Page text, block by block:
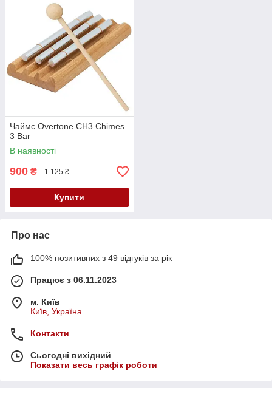
Чаймс Overtone CH3 Chimes
3 Bar
В наявності
900 ₴ 1 125 ₴
Купити
Про нас
100% позитивних з 49 відгуків за рік
Працює з 06.11.2023
м. Київ
Київ, Україна
Контакти
Сьогодні вихідний
Показати весь графік роботи